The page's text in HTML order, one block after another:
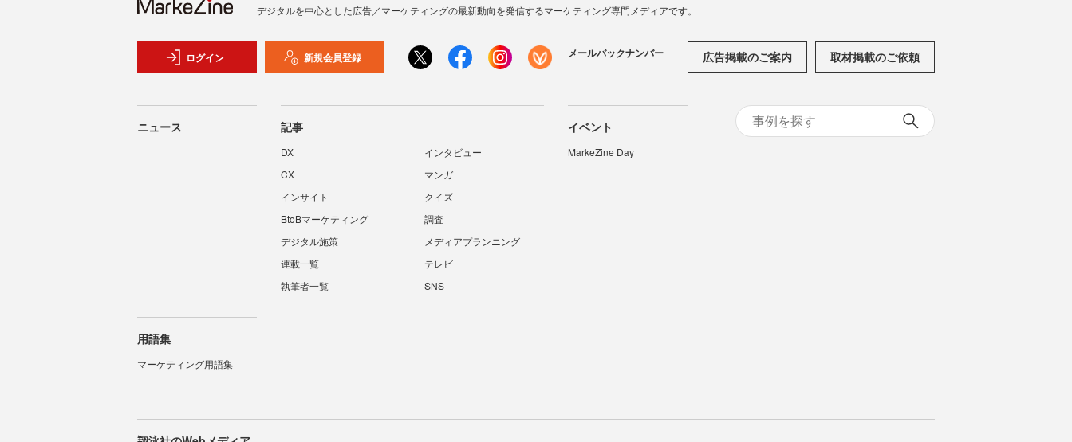
デジタルを中心とした広告／マーケティングの最新動向を発信するマーケティング専門メディアです。
ログイン 新規会員登録 メールバックナンバー 広告掲載のご案内 取材掲載のご依頼
ニュース 記事
DX
インタビュー
CX
マンガ
インサイト
クイズ
BtoBマーケティング
調査
デジタル施策
メディアプランニング
連載一覧
テレビ
執筆者一覧
SNS
イベント
MarkeZine Day
用語集
マーケティング用語集